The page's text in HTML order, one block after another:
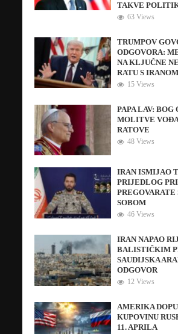
TAKVE
63 Views
TRUMPOV
ODGOVORA:
NA KLJUČNE
RATU S IRANOM
15 Views
PAPA LAV: BOG
MOLITVE
RATOVE
48 Views
IRAN ISMIJAO
PRIJEDLOG
PREGOVARATE
SOBOM
46 Views
IRAN NAPAO
BALISTIČKIM
SAUDIJSKA
ODGOVOR
12 Views
AMERIKA
KUPOVINU
11. APRILA